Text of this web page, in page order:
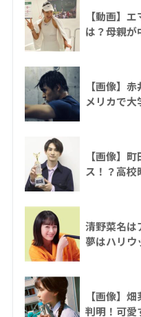
【動画】
は？母親が
【画像】
メリカで大
【画像】
ス！？高校
清野菜名は
夢はハリウ
【画像】
判明！可愛